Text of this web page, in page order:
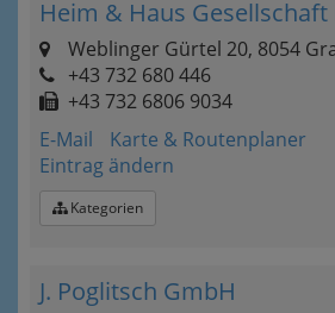
Heim & Haus Gesellschaft
Weblinger Gürtel 20, 8054
+43 732 680 446
+43 732 6806 9034
E-Mail
Karte & Routenplaner
Eintrag ändern
Kategorien
J. Poglitsch GmbH